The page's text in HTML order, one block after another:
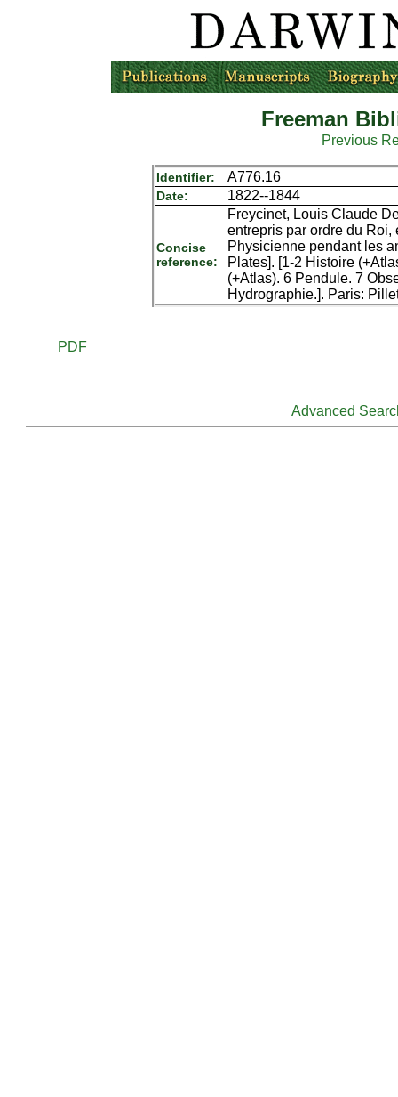
Freeman
Previous
Identifier: A776.16
Date: 1822--1844
Concise
reference:
Freycinet, Louis Claude
entrepris par ordre du Roi,
Physicienne pendant les
Plates]. [1-2 Histoire
(+Atlas). 6 Pendule. 7
Hydrographie.]. Paris:
PDF
Advanced